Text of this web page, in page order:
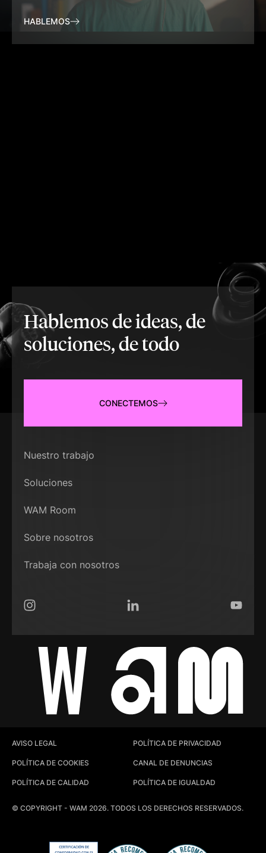
HABLEMOS
Hablemos de ideas, de
soluciones, de todo
CONECTEMOS
Nuestro trabajo
Soluciones
WAM Room
Sobre nosotros
Trabaja con nosotros
Instagram LinkedIn
© COPYRIGHT - WAM 2026. TODOS LOS DERECHOS RESERVADOS.
AVISO LEGAL POLÍTICA DE PRIVACIDAD
POLÍTICA DE COOKIES CANAL DE DENUNCIAS
POLÍTICA DE CALIDAD POLÍTICA DE IGUALDAD